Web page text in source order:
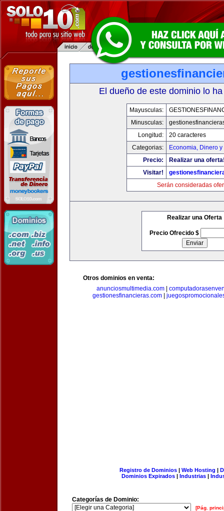
El dueño de este dominio lo
Mayusculas:
Minusculas:
Longitud:
20 caracteres
Categorias:
Economia, Dinero
Precio:
Realizar una
Visitar!
Serán consideradas
Realizar una Oferta
Precio Ofrecido $
Otros dominios en venta:
anunciosmultimedia.com
gestionesfinancieras.com
Registro de Dominios| Web Hosting |
Dominios Expirados | Industrias |
Categorías de Dominio:
[Pág.